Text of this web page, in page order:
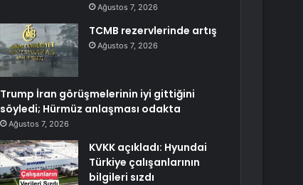
Ağustos 7, 2026
TCMB rezervlerinde artış
Ağustos 7, 2026
Trump İran görüşmelerinin iyi gittiğini
söyledi; Hürmüz anlaşması odakta
Ağustos 7, 2026
KVKK açıkladı: Hyundai
Türkiye çalışanlarının
bilgileri sızdı